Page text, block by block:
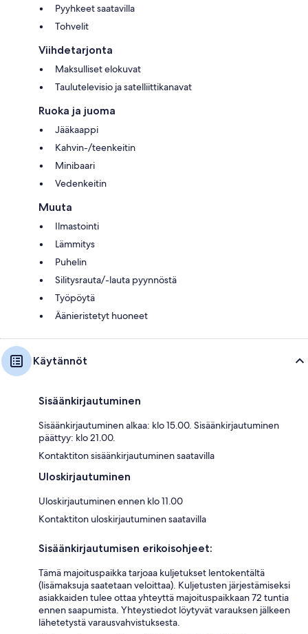
Pyyhkeet saatavilla
Tohvelit
Viihdetarjonta
Maksulliset elokuvat
Taulutelevisio ja satelliittikanavat
Ruoka ja juoma
Jääkaappi
Kahvin-/teenkeitin
Minibaari
Vedenkeitin
Muuta
Ilmastointi
Lämmitys
Puhelin
Silitysrauta/-lauta pyynnöstä
Työpöytä
Äänieristetyt huoneet
Käytännöt
Sisäänkirjautuminen
Sisäänkirjautuminen alkaa: klo 15.00. Sisäänkirjautuminen
päättyy: klo 21.00.
Kontaktiton sisäänkirjautuminen saatavilla
Uloskirjautuminen
Uloskirjautuminen ennen klo 11.00
Kontaktiton uloskirjautuminen saatavilla
Sisäänkirjautumisen erikoisohjeet:
Tämä majoituspaikka tarjoaa kuljetukset lentokentältä
(lisämaksuja saatetaan veloittaa). Kuljetusten järjestämiseksi
asiakkaiden tulee ottaa yhteyttä majoituspaikkaan 72 tuntia
ennen saapumista. Yhteystiedot löytyvät varauksen jälkeen
lähetetystä varausvahvistuksesta.